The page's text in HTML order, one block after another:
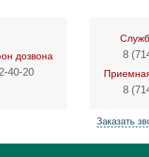
дозвона
40-20
8
8
Заказать